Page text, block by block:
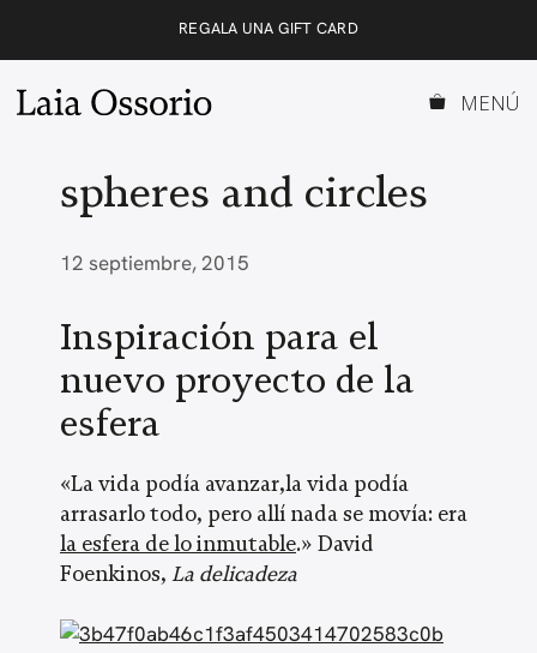
REGALA UNA GIFT CARD
MENÚ
spheres and circles
12 septiembre, 2015
Inspiración para el
nuevo proyecto de la
esfera
«La vida podía avanzar,la vida podía
arrasarlo todo, pero allí nada se movía: era
la esfera de lo inmutable.» David
Foenkinos, La delicadeza